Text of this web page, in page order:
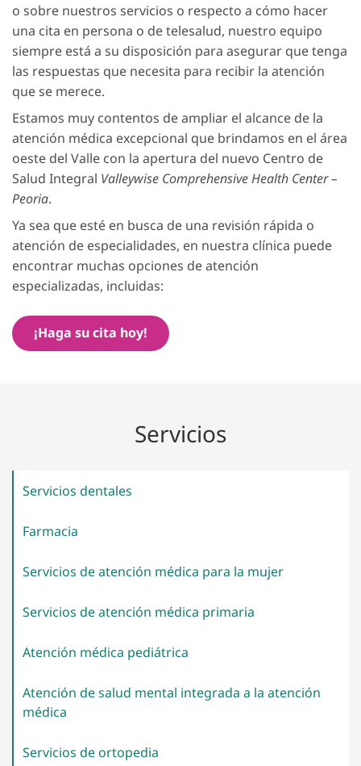
o sobre nuestros servicios o respecto a cómo hacer
una cita en persona o de telesalud, nuestro equipo
siempre está a su disposición para asegurar que tenga
las respuestas que necesita para recibir la atención
que se merece.
Estamos muy contentos de ampliar el alcance de la
atención médica excepcional que brindamos en el área
oeste del Valle con la apertura del nuevo Centro de
Salud Integral Valleywise Comprehensive Health Center –
Peoria.
Ya sea que esté en busca de una revisión rápida o
atención de especialidades, en nuestra clínica puede
encontrar muchas opciones de atención
especializadas, incluidas:
¡Haga su cita hoy!
Servicios
Servicios dentales
Farmacia
Servicios de atención médica para la mujer
Servicios de atención médica primaria
Atención médica pediátrica
Atención de salud mental integrada a la atención
médica
Servicios de ortopedia